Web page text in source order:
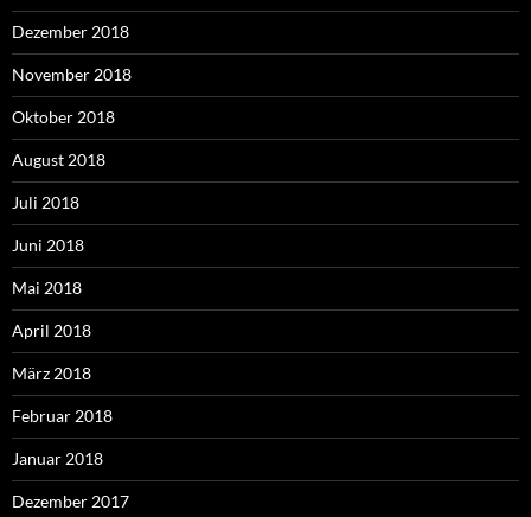
Dezember 2018
November 2018
Oktober 2018
August 2018
Juli 2018
Juni 2018
Mai 2018
April 2018
März 2018
Februar 2018
Januar 2018
Dezember 2017